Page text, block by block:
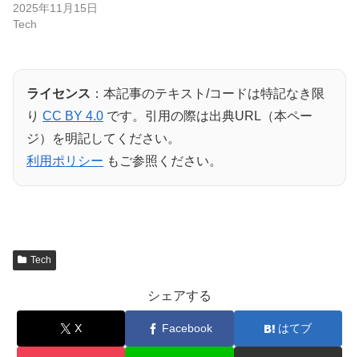
2025年11月15日
Tech
ライセンス ：本記事のテキスト/コードは特記なき限
り CC BY 4.0 です。引用の際は出典URL（本ペー
ジ）を明記してください。
利用ポリシー もご参照ください。
Tech
シェアする
X Facebook はてブ